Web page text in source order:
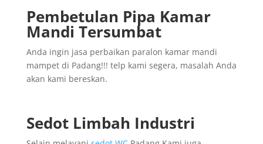
Pembetulan Pipa Kamar
Mandi Tersumbat
Anda ingin jasa perbaikan paralon kamar mandi
mampet di Padang!!! telp kami segera, masalah Anda
akan kami bereskan.
Sedot Limbah Industri